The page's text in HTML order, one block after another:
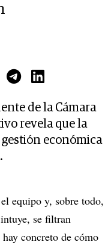
de la Cámara
revela que la
económica
equipo y, sobre todo,
se filtran
concreto de cómo